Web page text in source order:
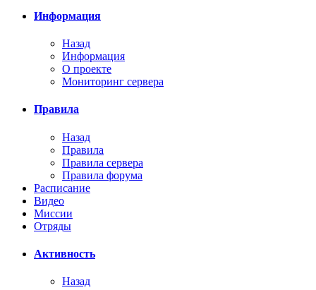
Информация
Назад
Информация
О проекте
Мониторинг сервера
Правила
Назад
Правила
Правила сервера
Правила форума
Расписание
Видео
Миссии
Отряды
Активность
Назад